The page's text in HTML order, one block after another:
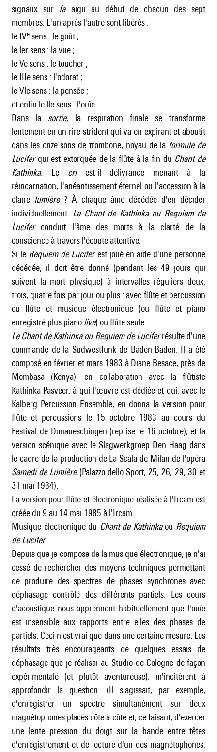
signaux sur faaigü au début de chacun des sept
membres. L'un après l'autre sont libérés :
le IVe sens : le goût ;
le ler sens : la vue ;
le Ve sens : le toucher ;
le IIIe sens : l'odorat ;
le Vle sens : la pensée ;
et enfin le lle sens : l'ouïe.
Dans la sortie, la respiration finale se transforme
lentement en un rire strident qui va en expirant et aboutit
dans les onze sons de trombone, noyau de la formule de
Luciferqui est extorquée de la flûte à la fin du Chant de
Kathinka. Le criest-il délivrance menant à la
réincarnation, l'anéantissement éternel ou l'accession à la
claire lumière? À chaque âme décédée d'en décider
individuellement. Le Chant de Kathinka ou Requiem de
Lucifer conduit l'âme des morts à la clarté de la
conscience à travers l'écoute attentive.
Si le Requiem de Luciferest joué en aide d'une personne
décédée, il doit être donné (pendant les 49 jours qui
suivent la mort physique) à intervalles réguliers deux,
trois, quatre fois par jour ou plus : avec flûte et percussion
ou flûte et musique électronique (ou flûte et piano
enregistré plus piano live) ou flûte seule.
Le Chant de Kathinka ou Requiem de Luciferrésulte d'une
commande de la Sudwestfunk de Baden-Baden. Il a été
composé en février et mars 1983 à Diane Besace, près de
Mombasa (Kenya), en collaboration avec la flûtiste
Kathinka Pasveer, à qui l'œuvre est dédiée et qui, avec le
Kalberg Percussion Ensemble, en donna la version pour
flûte et percussions le 15 octobre 1983 au cours du
Festival de Donaueschingen (reprise le 16 octobre), et la
version scénique avec le Slagwerkgroep Den Haag dans
le cadre de la production de La Scala de Milan de l'opéra
Samedi de Lumière (Palazzo dello Sport, 25, 26, 29, 30 et
31 mai 1984).
La version pour flûte et électronique réalisée à l'Ircam est
créée du 9 au 14 mai 1985 à l'Ircam.
Musique électronique du Chant de Kathinkaou Requiem
de Lucifer
Depuis que je compose de la musique électronique, je n'ai
cessé de rechercher des moyens techniques permettant
de produire des spectres de phases synchrones avec
déphasage contrôlé des différents partiels. Les cours
d'acoustique nous apprennent habituellement que l'ouïe
est insensible aux rapports entre elles des phases de
partiels. Ceci n'est vrai que dans une certaine mesure. Les
résultats très encourageants de quelques essais de
déphasage que je réalisai au Studio de Cologne de façon
expérimentale (et plutôt aventureuse), m'incitèrent à
approfondir la question. (Il s'agissait, par exemple,
d'enregistrer un spectre simultanément sur deux
magnétophones placés côte à côte et, ce faisant, d'exercer
une lente pression du doigt sur la bande entre têtes
d'enregistrement et de lecture d'un des magnétophones,